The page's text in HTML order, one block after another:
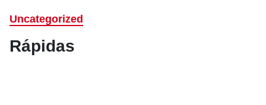
Uncategorized
Rápidas